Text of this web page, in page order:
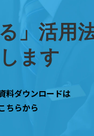
」活用
ます
料ダウンロードは
ちらから